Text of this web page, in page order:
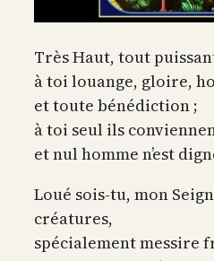
Très Haut, tout
à toi louange, gloire,
et toute bénédiction ;
à toi seul ils
et nul homme n’est
Loué sois-tu, mon
créatures,
spécialement messire